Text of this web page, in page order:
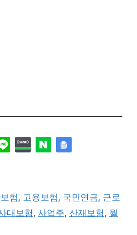
험, 고용보험, 국민연금, 근로
대보험, 사업주, 산재보험, 월